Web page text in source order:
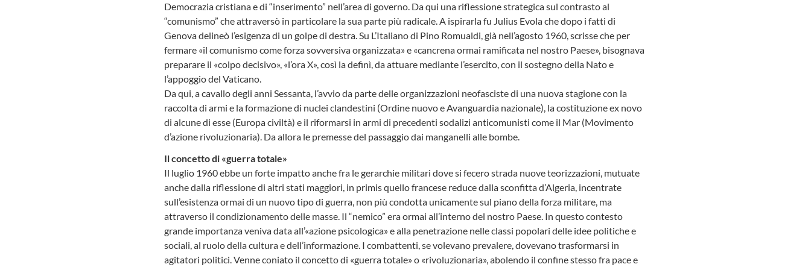
Democrazia cristiana e di “inserimento” nell’area di governo. Da qui una riflessione strategica sul contrasto al
“comunismo” che attraversò in particolare la sua parte più radicale. A ispirarla fu Julius Evola che dopo i fatti di
Genova delineò l’esigenza di un golpe di destra. Su L’Italiano di Pino Romualdi, già nell’agosto 1960, scrisse che per
fermare «il comunismo come forza sovversiva organizzata» e «cancrena ormai ramificata nel nostro Paese», bisognava
preparare il «colpo decisivo», «l’ora X», così la definì, da attuare mediante l’esercito, con il sostegno della Nato e
l’appoggio del Vaticano.
Da qui, a cavallo degli anni Sessanta, l’avvio da parte delle organizzazioni neofasciste di una nuova stagione con la
raccolta di armi e la formazione di nuclei clandestini (Ordine nuovo e Avanguardia nazionale), la costituzione ex novo
di alcune di esse (Europa civiltà) e il riformarsi in armi di precedenti sodalizi anticomunisti come il Mar (Movimento
d’azione rivoluzionaria). Da allora le premesse del passaggio dai manganelli alle bombe.
Il concetto di «guerra totale»
Il luglio 1960 ebbe un forte impatto anche fra le gerarchie militari dove si fecero strada nuove teorizzazioni, mutuate
anche dalla riflessione di altri stati maggiori, in primis quello francese reduce dalla sconfitta d’Algeria, incentrate
sull’esistenza ormai di un nuovo tipo di guerra, non più condotta unicamente sul piano della forza militare, ma
attraverso il condizionamento delle masse. Il “nemico” era ormai all’interno del nostro Paese. In questo contesto
grande importanza veniva data all’«azione psicologica» e alla penetrazione nelle classi popolari delle idee politiche e
sociali, al ruolo della cultura e dell’informazione. I combattenti, se volevano prevalere, dovevano trasformarsi in
agitatori politici. Venne coniato il concetto di «guerra totale» o «rivoluzionaria», abolendo il confine stesso fra pace e